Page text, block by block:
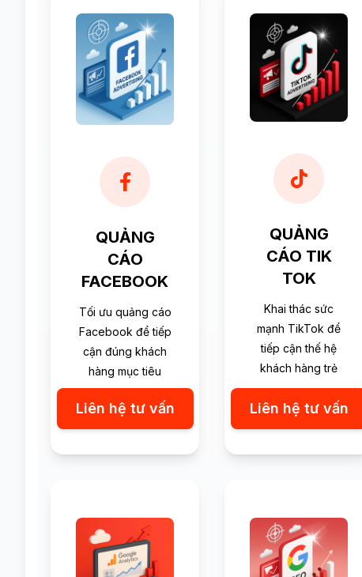
QUẢNG
CÁO
FACEBOOK
Tối ưu quảng cáo
Facebook để tiếp
cận đúng khách
hàng mục tiêu
Liên hệ tư vấn
QUẢNG
CÁO TIK
TOK
Khai thác sức
mạnh TikTok để
tiếp cận thế hệ
khách hàng trẻ
Liên hệ tư vấn